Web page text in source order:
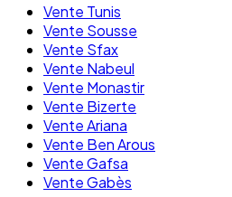
Vente Tunis
Vente Sousse
Vente Sfax
Vente Nabeul
Vente Monastir
Vente Bizerte
Vente Ariana
Vente Ben Arous
Vente Gafsa
Vente Gabès